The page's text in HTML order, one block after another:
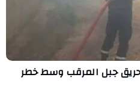
جبل المرقب وسط خطر